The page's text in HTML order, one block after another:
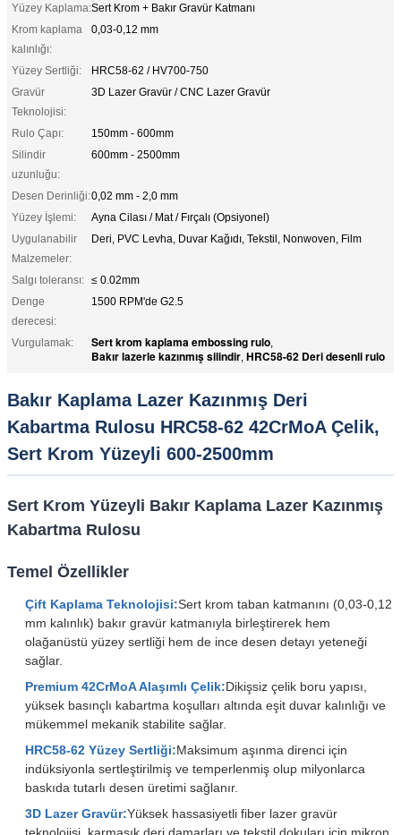
Yüzey Kaplama:Sert Krom + Bakır Gravür Katmanı
Krom kaplama
kalınlığı:
0,03-0,12 mm
Yüzey Sertliği:
HRC58-62 / HV700-750
Gravür
Teknolojisi:
3D Lazer Gravür / CNC Lazer Gravür
Rulo Çapı:
150mm - 600mm
Silindir
uzunluğu:
600mm - 2500mm
Desen Derinliği:0,02 mm - 2,0 mm
Yüzey İşlemi:
Ayna Cilası / Mat / Fırçalı (Opsiyonel)
Uygulanabilir
Malzemeler:
Deri, PVC Levha, Duvar Kağıdı, Tekstil, Nonwoven, Film
Salgı toleransı: ≤ 0.02mm
Denge
derecesi:
1500 RPM'de G2.5
Vurgulamak: Sert krom kaplama embossing rulo,
Bakır lazerle kazınmış silindir, HRC58-62 Deri desenli rulo
Bakır Kaplama Lazer Kazınmış Deri
Kabartma Rulosu HRC58-62 42CrMoA Çelik,
Sert Krom Yüzeyli 600-2500mm
Sert Krom Yüzeyli Bakır Kaplama Lazer Kazınmış
Kabartma Rulosu
Temel Özellikler
Çift Kaplama Teknolojisi:Sert krom taban katmanını (0,03-0,12
mm kalınlık) bakır gravür katmanıyla birleştirerek hem
olağanüstü yüzey sertliği hem de ince desen detayı yeteneği
sağlar.
Premium 42CrMoA Alaşımlı Çelik:Dikişsiz çelik boru yapısı,
yüksek basınçlı kabartma koşulları altında eşit duvar kalınlığı ve
mükemmel mekanik stabilite sağlar.
HRC58-62 Yüzey Sertliği:Maksimum aşınma direnci için
indüksiyonla sertleştirilmiş ve temperlenmiş olup milyonlarca
baskıda tutarlı desen üretimi sağlanır.
3D Lazer Gravür:Yüksek hassasiyetli fiber lazer gravür